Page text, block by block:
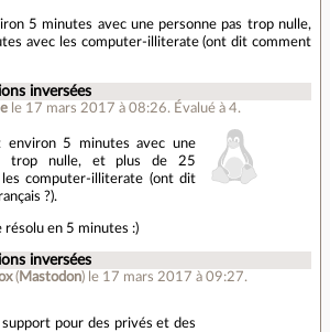
5 minutes avec une personne pas trop nulle,
avec les computer-illiterate (ont dit comment
inversées
le 17 mars 2017 à 08:26. Évalué à 4.
environ 5 minutes avec une
trop nulle, et plus de 25
les computer-illiterate (ont dit
?).
résolu en 5 minutes :)
inversées
(Mastodon) le 17 mars 2017 à 09:27.
support pour des privés et des